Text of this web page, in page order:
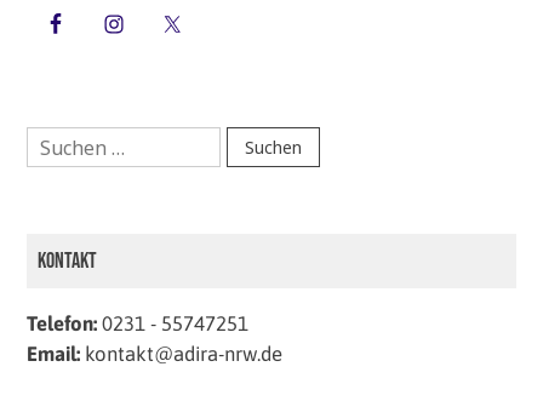
Suchen
nach:
Kontakt
Telefon: 0231 - 55747251
Email: kontakt@adira-nrw.de